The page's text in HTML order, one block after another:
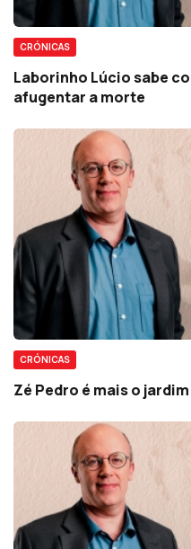
CRÓNICAS
Laborinho Lúcio sabe
afugentar a morte
CRÓNICAS
Zé Pedro é mais o